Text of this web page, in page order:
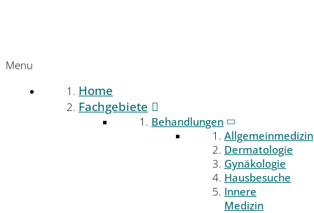
Menu
Home
Fachgebiete
Behandlungen
Allgemeinmedizin
Dermatologie
Gynäkologie
Hausbesuche
Innere
Medizin